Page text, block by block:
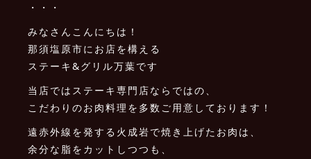
・・・
みなさんこんにちは！
那須塩原市にお店を構える
ステーキ&グリル万葉です
当店ではステーキ専門店ならではの、
こだわりのお肉料理を多数ご用意しております！
遠赤外線を発する火成岩で焼き上げたお肉は、
余分な脂をカットしつつも、